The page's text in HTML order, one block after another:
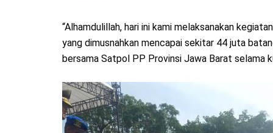
“Alhamdulillah, hari ini kami melaksanakan
yang dimusnahkan mencapai sekitar 44 juta
bersama Satpol PP Provinsi Jawa Barat selama